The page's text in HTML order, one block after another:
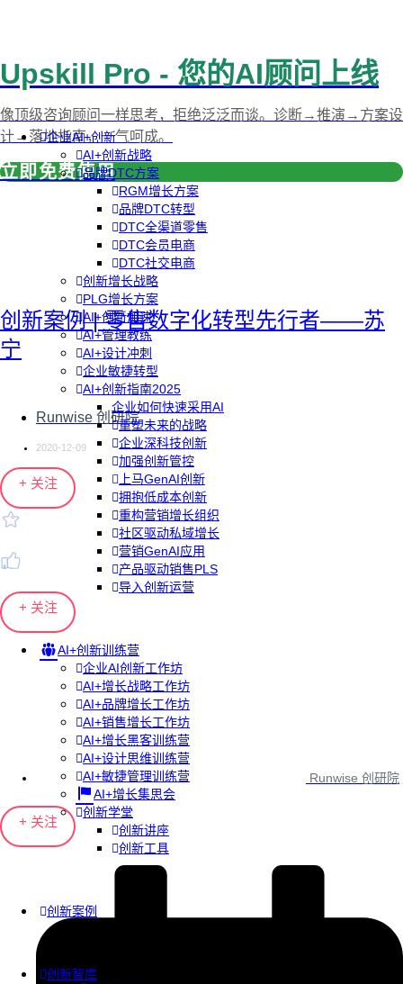
企业AI+创新
AI+创新战略
品牌DTC方案
RGM增长方案
品牌DTC转型
DTC全渠道零售
DTC会员电商
DTC社交电商
创新增长战略
PLG增长方案
AI+创新加速
AI+管理教练
AI+设计冲刺
企业敏捷转型
AI+创新指南2025
企业如何快速采用AI
重塑未来的战略
企业深科技创新
加强创新管控
上马GenAI创新
拥抱低成本创新
重构营销增长组织
社区驱动私域增长
营销GenAI应用
产品驱动销售PLS
导入创新运营
AI+创新训练营
企业AI创新工作坊
AI+增长战略工作坊
AI+品牌增长工作坊
AI+销售增长工作坊
AI+增长黑客训练营
AI+设计思维训练营
AI+敏捷管理训练营
AI+增长集思会
创新学堂
创新讲座
创新工具
创新案例
创新智库
Upskill Pro - 您的AI顾问上线
像顶级咨询顾问一样思考，拒绝泛泛而谈。诊断→推演→方案设
计→落地指南，一气呵成。
立即免费使用
创新案例 | 零售数字化转型先行者——苏
宁
Runwise 创研院
2020-12-09
+ 关注
+ 关注
Runwise 创研院
+ 关注